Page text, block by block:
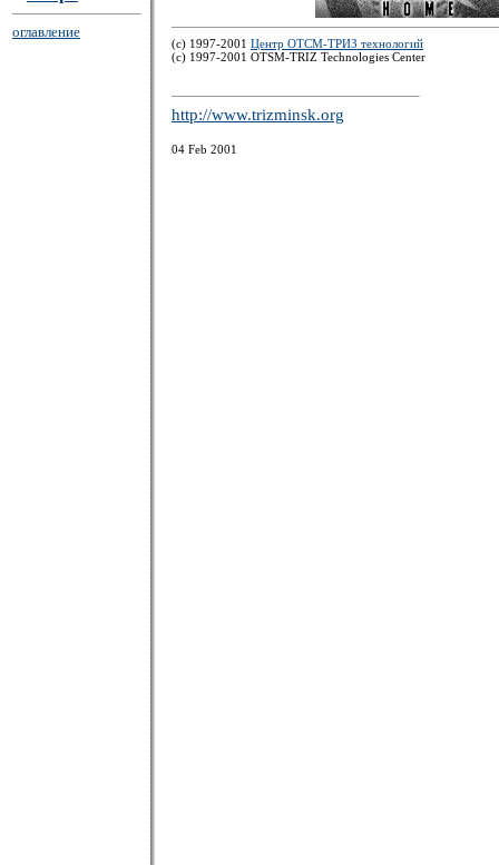
оглавление
(c) 1997-2001 Центр ОТСМ-ТРИЗ технологий
(с) 1997-2001 OTSM-TRIZ Technologies Center
http://www.trizminsk.org
04 Feb 2001